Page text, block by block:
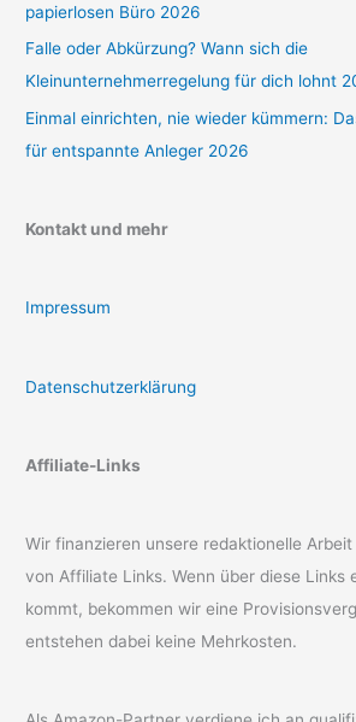
papierlosen Büro 2026
Falle oder Abkürzung? Wann sich die
Kleinunternehmerregelung für dich lohnt
Einmal einrichten, nie wieder kümmern:
für entspannte Anleger 2026
Kontakt und mehr
Impressum
Datenschutzerklärung
Affiliate-Links
Wir finanzieren unsere redaktionelle
von Affiliate Links. Wenn über diese Links
kommt, bekommen wir eine
entstehen dabei keine Mehrkosten.